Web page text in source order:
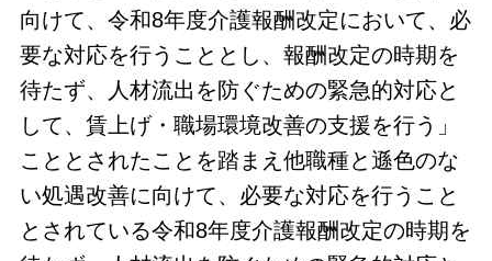
向けて、令和8年度介護報酬改定において、必
要な対応を行うこととし、報酬改定の時期を
待たず、人材流出を防ぐための緊急的対応と
して、賃上げ・職場環境改善の支援を行う」
こととされたことを踏まえ他職種と遜色のな
い処遇改善に向けて、必要な対応を行うこと
とされている令和8年度介護報酬改定の時期を